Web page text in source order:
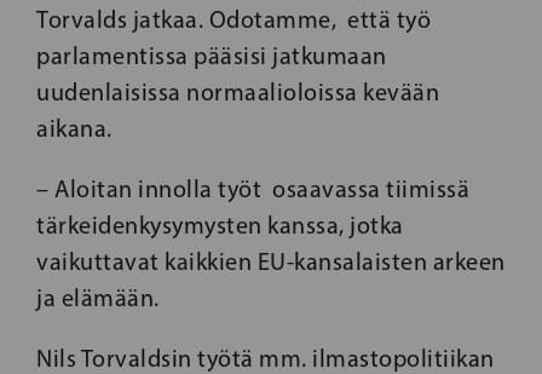
Torvalds jatkaa. Odotamme, että työ
parlamentissa pääsisi jatkumaan
uudenlaisissa normaalioloissa kevään
aikana.
– Aloitan innolla työt osaavassa tiimissä
tärkeidenkysymysten kanssa, jotka
vaikuttavat kaikkien EU-kansalaisten arkeen
ja elämään.
Nils Torvaldsin työtä mm. ilmastopolitiikan